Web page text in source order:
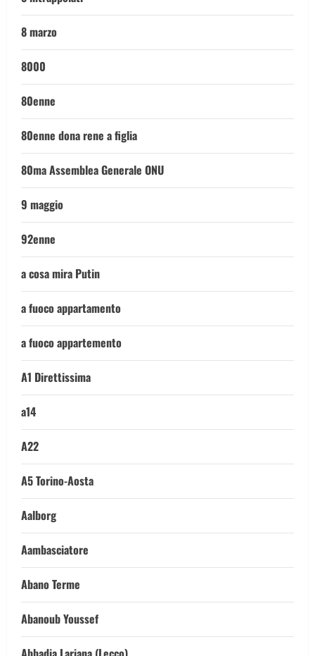
8 marzo
8000
80enne
80enne dona rene a figlia
80ma Assemblea Generale ONU
9 maggio
92enne
a cosa mira Putin
a fuoco appartamento
a fuoco appartemento
A1 Direttissima
a14
A22
A5 Torino-Aosta
Aalborg
Aambasciatore
Abano Terme
Abanoub Youssef